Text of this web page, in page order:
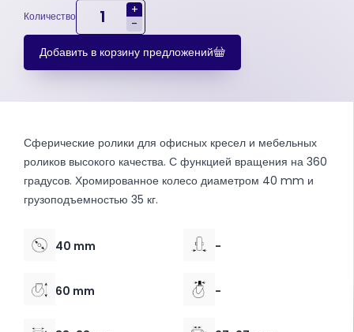
Количество
+
-
Добавить в корзину предложений
Сферические ролики для офисных кресел и мебельных
роликов высокого качества. С функцией вращения на 360
градусов. Хромированное колесо диаметром 40 mm и
грузоподъемностью 35 кг.
40 mm -
60 mm -